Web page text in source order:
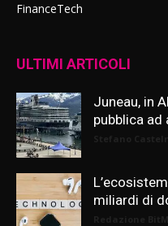
FinanceTech
ULTIMI ARTICOLI
Juneau, in
pubblica ad
miliardi di